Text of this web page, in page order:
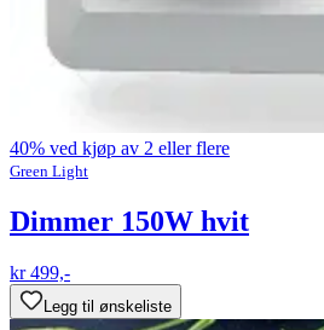
40% ved kjøp av 2 eller flere
Green Light
Dimmer 150W hvit
kr 499,-
Legg til ønskeliste